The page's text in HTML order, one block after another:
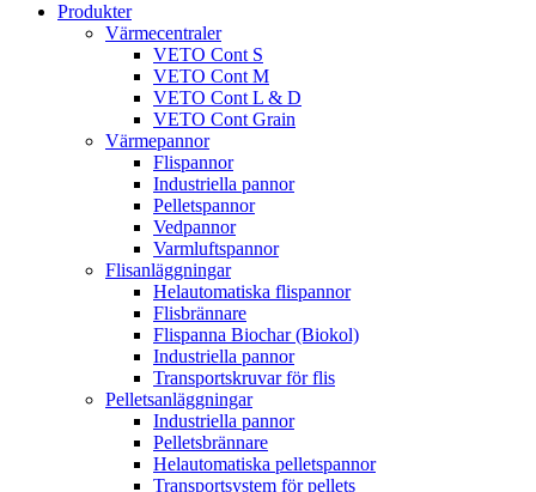
Produkter
Värmecentraler
VETO Cont S
VETO Cont M
VETO Cont L & D
VETO Cont Grain
Värmepannor
Flispannor
Industriella pannor
Pelletspannor
Vedpannor
Varmluftspannor
Flisanläggningar
Helautomatiska flispannor
Flisbrännare
Flispanna Biochar (Biokol)
Industriella pannor
Transportskruvar för flis
Pelletsanläggningar
Industriella pannor
Pelletsbrännare
Helautomatiska pelletspannor
Transportsystem för pellets